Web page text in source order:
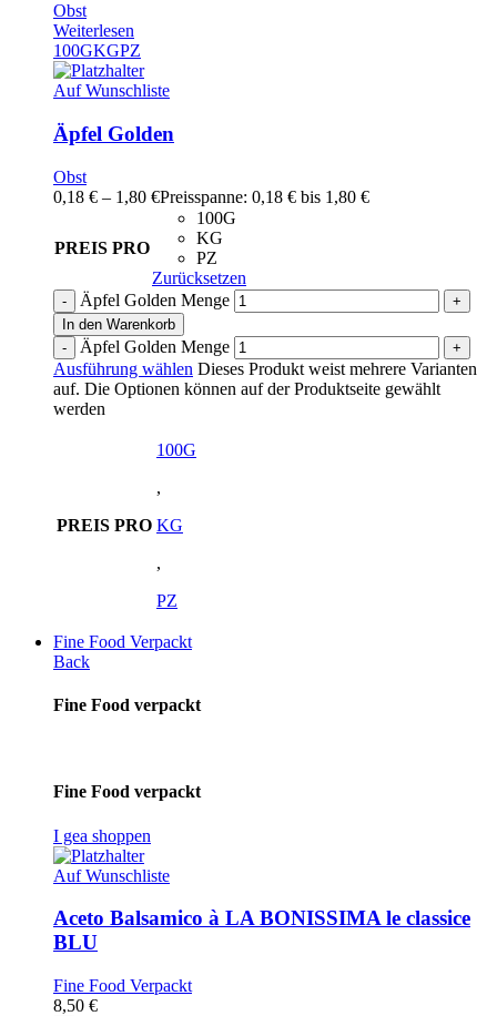
Obst
Weiterlesen
100GKGPZ
Auf Wunschliste
Äpfel Golden
Obst
0,18 € – 1,80 €Preisspanne: 0,18 € bis 1,80 €
PREIS PRO
100G
KG
PZ
Zurücksetzen
Äpfel Golden Menge
In den Warenkorb
Äpfel Golden Menge
Ausführung wählen Dieses Produkt weist mehrere Varianten
auf. Die Optionen können auf der Produktseite gewählt
werden
PREIS PRO
100G
,
KG
,
PZ
Fine Food Verpackt
Back
Fine Food verpackt
Fine Food verpackt
I gea shoppen
Auf Wunschliste
Aceto Balsamico à LA BONISSIMA le classice
BLU
Fine Food Verpackt
8,50 €